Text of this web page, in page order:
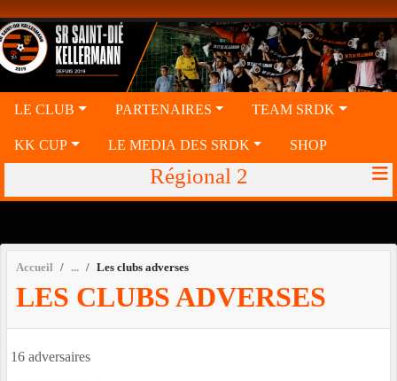
LE CLUB PARTENAIRES TEAM SRDK
KK CUP LE MEDIA DES SRDK SHOP
Régional 2
Accueil Les clubs adverses
LES CLUBS ADVERSES
16 adversaires